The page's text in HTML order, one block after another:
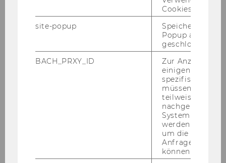
Betreuer*innen Doktorat WiRe
PDF
, 128 KB)
Cookies.
site-popup
Speichert ob ein
Popup
geschlossen
BACH_PRXY_ID
Zur Anzeige von
einigen WU-
spezifischen
müssen
teilweise von
nachgelagerten
System
werden.
um die Antwort
Anfrage
können.